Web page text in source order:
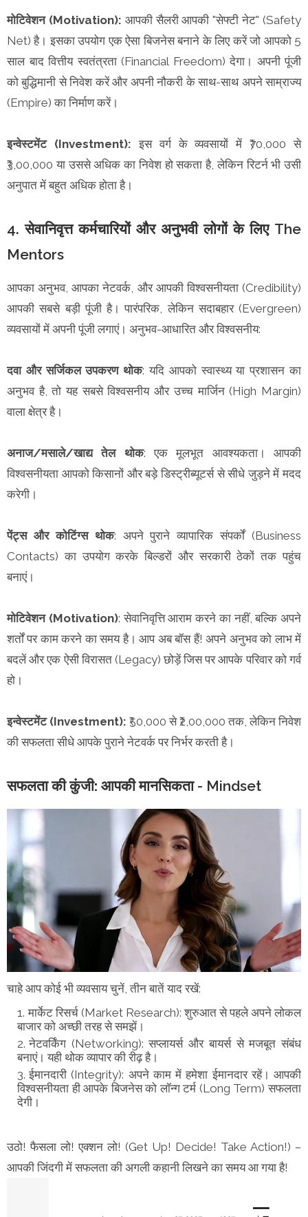
मोटिवेशन (Motivation): आपकी सैलरी आपकी "सेफ्टी नेट" (Safety
Net) है। इसका उपयोग एक ऐसा बिजनेस बनाने के लिए करें जो आपको 5
साल बाद वित्तीय स्वतंत्रता (Financial Freedom) देगा। अपनी पूंजी
को बुद्धिमानी से निवेश करें और अपनी नौकरी के साथ-साथ अपने साम्राज्य
(Empire) का निर्माण करें।
इन्वेस्टमेंट (Investment):इस वर्ग के व्यवसायों में ₹70,000 से
₹3,00,000 या उससे अधिक का निवेश हो सकता है, लेकिन रिटर्न भी उसी
अनुपात में बहुत अधिक होता है।
4. सेवानिवृत्त कर्मचारियों और अनुभवी लोगों के लिए The
Mentors
आपका अनुभव, आपका नेटवर्क, और आपकी विश्वसनीयता (Credibility)
आपकी सबसे बड़ी पूंजी है। पारंपरिक, लेकिन सदाबहार (Evergreen)
व्यवसायों में अपनी पूंजी लगाएं। अनुभव-आधारित और विश्वसनीय:
दवा और सर्जिकल उपकरण थोक: यदि आपको स्वास्थ्य या प्रशासन का
अनुभव है, तो यह सबसे विश्वसनीय और उच्च मार्जिन (High Margin)
वाला क्षेत्र है।
अनाज/मसाले/खाद्य तेल थोक: एक मूलभूत आवश्यकता। आपकी
विश्वसनीयता आपको किसानों और बड़े डिस्ट्रीब्यूटर्स से सीधे जुड़ने में मदद
करेगी।
पेंट्स और कोटिंग्स थोक: अपने पुराने व्यापारिक संपर्कों (Business
Contacts) का उपयोग करके बिल्डरों और सरकारी ठेकों तक पहुंच
बनाएं।
मोटिवेशन (Motivation): सेवानिवृत्ति आराम करने का नहीं, बल्कि अपने
शर्तों पर काम करने का समय है। आप अब बॉस हैं! अपने अनुभव को लाभ में
बदलें और एक ऐसी विरासत (Legacy) छोड़ें जिस पर आपके परिवार को गर्व
हो।
इन्वेस्टमेंट (Investment): ₹50,000 से ₹2,00,000 तक, लेकिन निवेश
की सफलता सीधे आपके पुराने नेटवर्क पर निर्भर करती है।
सफलता की कुंजी: आपकी मानसिकता - Mindset
चाहे आप कोई भी व्यवसाय चुनें, तीन बातें याद रखें:
मार्केट रिसर्च (Market Research): शुरुआत से पहले अपने लोकल
बाजार को अच्छी तरह से समझें।
नेटवर्किंग (Networking): सप्लायर्स और बायर्स से मजबूत संबंध
बनाएं। यही थोक व्यापार की रीढ़ है।
ईमानदारी (Integrity): अपने काम में हमेशा ईमानदार रहें। आपकी
विश्वसनीयता ही आपके बिजनेस को लॉन्ग टर्म (Long Term) सफलता
देगी।
उठो! फैसला लो! एक्शन लो! (Get Up! Decide! Take Action!) –
आपकी जिंदगी में सफलता की अगली कहानी लिखने का समय आ गया है!